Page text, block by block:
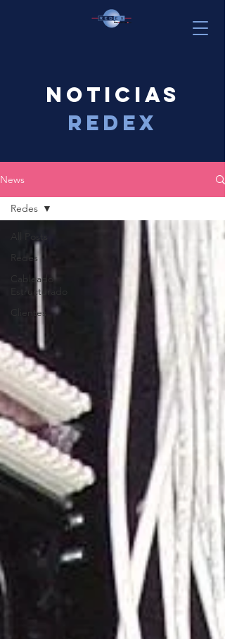
noticias
redex
News
Redes
Cableado
Estructurado
Clientes
Redes